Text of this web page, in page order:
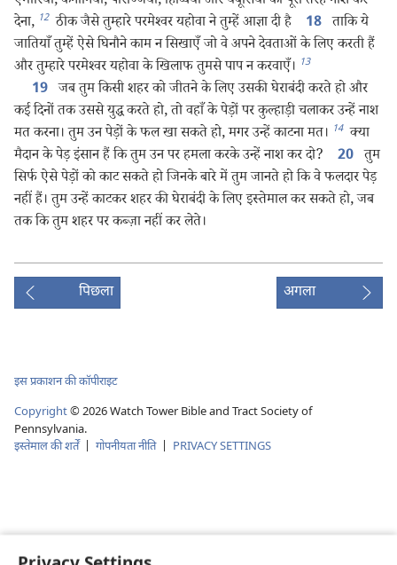
देना, 12 ठीक जैसे तुम्हारे परमेश्‍वर यहोवा ने तुम्हें आज्ञा दी है 18 ताकि ये
जातियाँ तुम्हें ऐसे घिनौने काम न सिखाएँ जो वे अपने देवताओं के लिए करती हैं
और तुम्हारे परमेश्‍वर यहोवा के खिलाफ तुमसे पाप न करवाएँ। 13
19 जब तुम किसी शहर को जीतने के लिए उसकी घेराबंदी करते हो और
कई दिनों तक उससे युद्ध करते हो, तो वहाँ के पेड़ों पर कुल्हाड़ी चलाकर उन्हें नाश
मत करना। तुम उन पेड़ों के फल खा सकते हो, मगर उन्हें काटना मत। 14 क्या
मैदान के पेड़ इंसान हैं कि तुम उन पर हमला करके उन्हें नाश कर दो?
20 तुम
सिर्फ ऐसे पेड़ों को काट सकते हो जिनके बारे में तुम जानते हो कि वे फलदार पेड़
नहीं हैं। तुम उन्हें काटकर शहर की घेराबंदी के लिए इस्तेमाल कर सकते हो, जब
तक कि तुम शहर पर कब्ज़ा नहीं कर लेते।
पिछला अगला
इस प्रकाशन की कॉपीराइट
Copyright© 2026Watch Tower Bible and Tract Society of
Pennsylvania.
इस्तेमाल की शर्तें| गोपनीयता नीति| PRIVACY SETTINGS